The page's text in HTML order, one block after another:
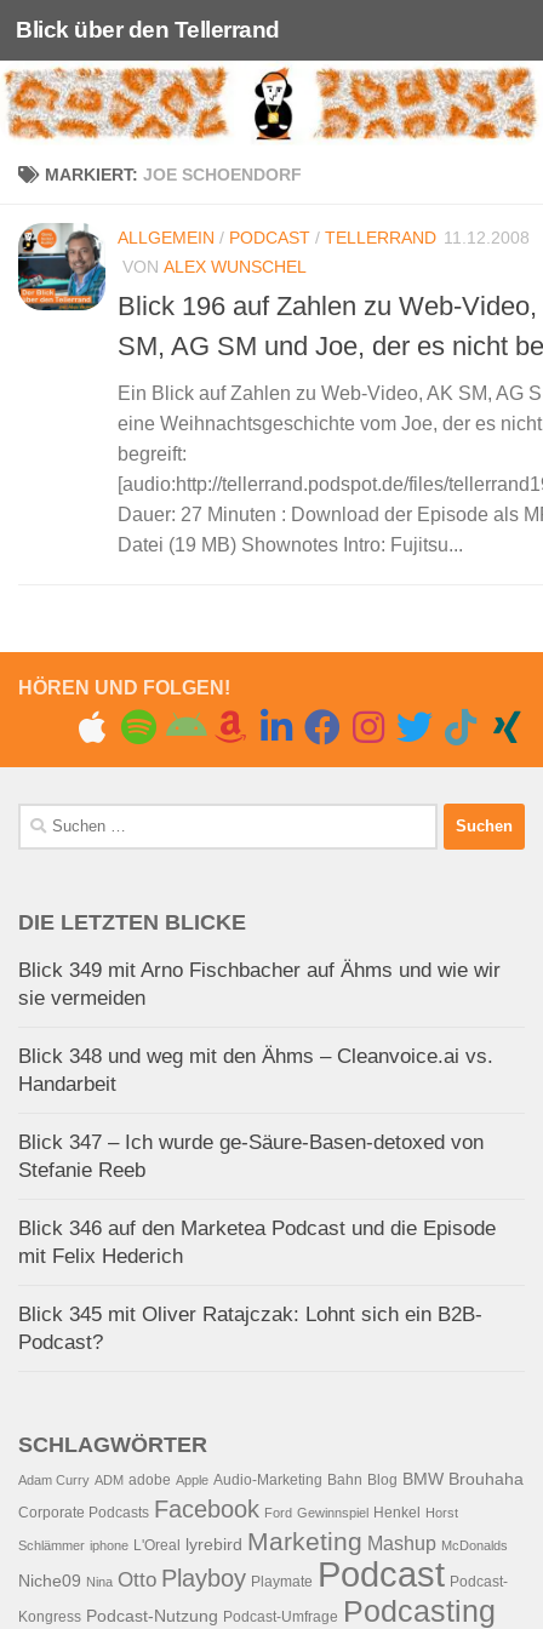
Unter dem Inhalt
Blick über den Tellerrand
MARKIERT: JOE SCHOENDORF
ALLGEMEIN / PODCAST / TELLERRAND 11.12.2008
VON ALEX WUNSCHEL
Blick 196 auf Zahlen zu Web-Video,
SM, AG SM und Joe, der es nicht
Ein Blick auf Zahlen zu Web-Video, AK SM, AG
eine Weihnachtsgeschichte vom Joe, der es nicht
begreift:
[audio:http://tellerrand.podspot.de/files/
Dauer: 27 Minuten : Download der Episode als
Datei (19 MB) Shownotes Intro: Fujitsu...
HÖREN UND FOLGEN!
Suchen
nach:
DIE LETZTEN BLICKE
Blick 349 mit Arno Fischbacher auf Ähms und wie wir
sie vermeiden
Blick 348 und weg mit den Ähms – Cleanvoice.ai vs.
Handarbeit
Blick 347 – Ich wurde ge-Säure-Basen-detoxed von
Stefanie Reeb
Blick 346 auf den Marketea Podcast und die Episode
mit Felix Hederich
Blick 345 mit Oliver Ratajczak: Lohnt sich ein B2B-
Podcast?
SCHLAGWÖRTER
Adam Curry ADM adobe Apple Audio-Marketing Bahn Blog BMW Brouhaha
Corporate Podcasts Facebook Ford Gewinnspiel Henkel Horst
Schlämmer iphone L'Oreal lyrebird Marketing Mashup McDonalds
Niche09 Nina Otto Playboy Playmate Podcast Podcast-
Kongress Podcast-Nutzung Podcast-Umfrage Podcasting